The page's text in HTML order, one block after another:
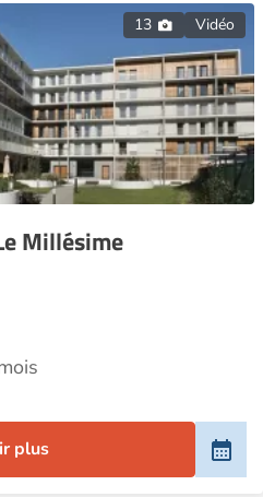
13 Vidéo
Millésime
plus